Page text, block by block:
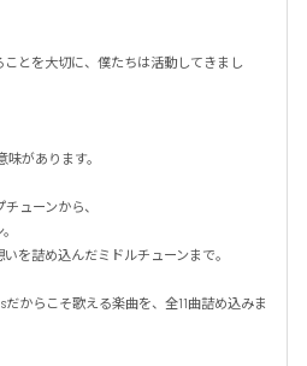
とを大切に、僕たちは活動してきまし
味があります。
ューンから、
を詰め込んだミドルチューンまで。
からこそ歌える楽曲を、全11曲詰め込みま